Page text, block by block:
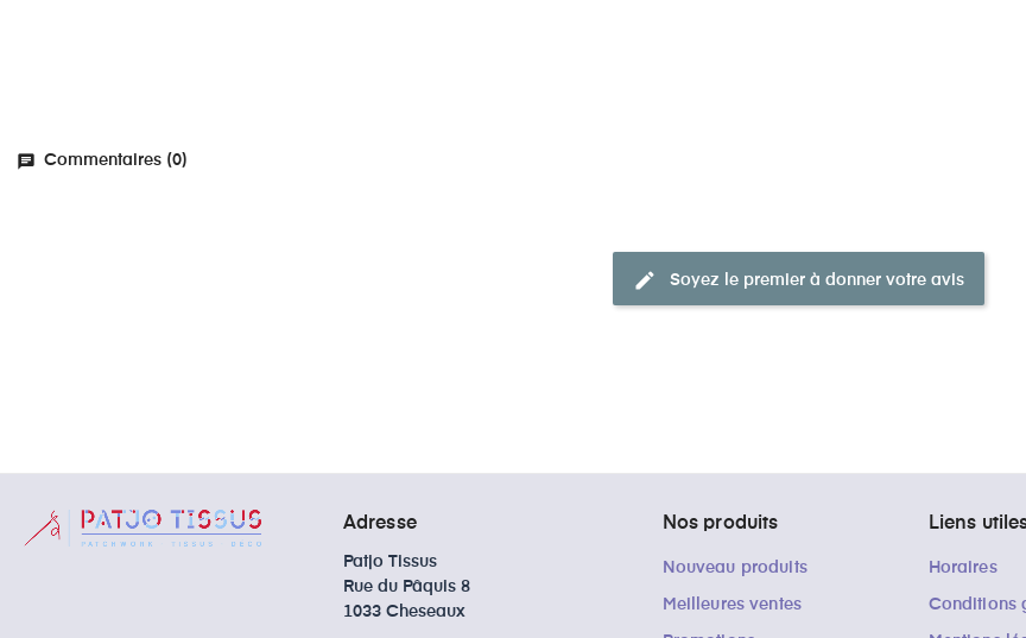
chat Commentaires (0)
edit Soyez le premier à donner votre avis
Adresse
Patjo Tissus
Rue du Pâquis 8
1033 Cheseaux
Nos produits
Nouveau produits
Meilleures ventes
Liens
Horaires
Conditions